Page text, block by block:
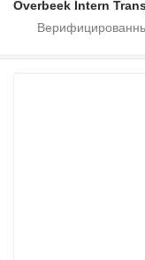
Overbeek Intern